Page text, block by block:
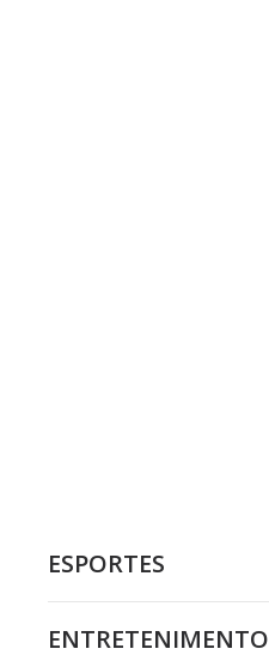
ESPORTES
ENTRETENIMENTO